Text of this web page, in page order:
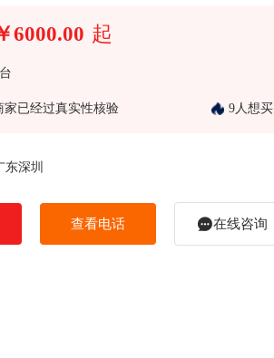
6000.00 起
家已经过真实性核验 9人想买
东深圳
查看电话 在线咨询